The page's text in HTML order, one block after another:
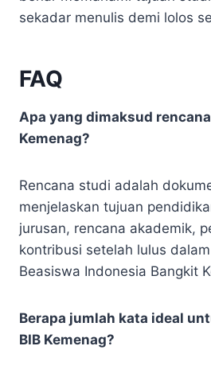
sekadar menulis demi lolos
FAQ
Apa yang dimaksud
Kemenag?
Rencana studi adalah
menjelaskan tujuan
jurusan, rencana akademik,
kontribusi setelah lulus
Beasiswa Indonesia Bangkit
Berapa jumlah kata ideal
BIB Kemenag?